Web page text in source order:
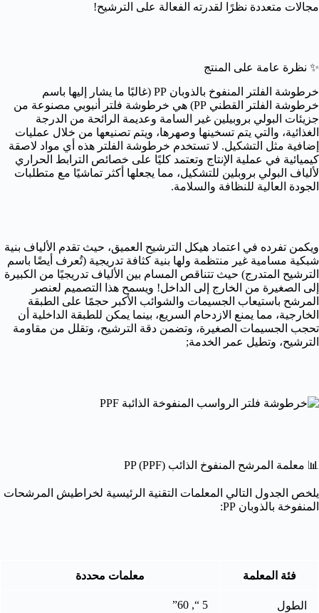
مجالات متعددة نظرًا لقدرته الفعالة على الترشيح!
✨ نظرة عامة على المنتج
خرطوشة الفلتر المنفوخ بالذوبان PP (غالبًا ما يشار إليها باسم
خرطوشة الفلتر القطني PP) هي خرطوشة فلتر أنبوبي مصنوعة من
جزيئات البولي بروبيلين غير السامة وعديمة الرائحة من الدرجة
الغذائية، والتي يتم تسخينها وصهرها، ويتم تصنيعها من خلال عمليات
إضافية مثل التشكيل. لا تستخدم خرطوشة الفلتر هذه أي مواد لاصقة
كيميائية في عملية الإنتاج وتعتمد كليًا على خصائص الترابط الحراري
لألياف البولي بروبلين للتشكيل، مما يجعلها أكثر تماشيًا مع متطلبات
الجودة العالية للنظافة والسلامة.
ويكمن تفرده في اعتماد هيكل الترشيح العميق، حيث تقدم الألياف بنية
شبكية مسامية غير منتظمة ولها بنية كثافة تدريجية (تُعرف أيضًا باسم
الترشيح المتدرج) حيث تتناقص المسام بين الألياف تدريجيًا من الكبيرة
إلى الصغيرة من الخارج إلى الداخل! ويسمح هذا التصميم لعنصر
المرشح باستيعاب الجسيمات والشوائب الأكبر حجمًا على الطبقة
الخارجية، مما يمنع الازدحام السريع، بينما يمكن للطبقة الداخلية أن
تحجب الجسيمات الصغيرة، وتضمن دقة الترشيح، وتقلل من مقاومة
الترشيح، وتطيل عمر الخدمة;
📊 معلمة المرشح المنفوخ الذائب PP (PPF)
يلخص الجدول التالي المعلمات التقنية الرئيسية لخراطيش المرشحات
المنفوخة بالذوبان PP:
فئة المعلمة معلمات محددة
الطول 5 “, 60”